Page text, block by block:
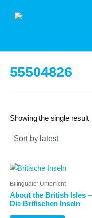
Inhalt
55504826
Showing the single result
Bilingualer Unterricht
About the British Isles –
Die Britischen Inseln